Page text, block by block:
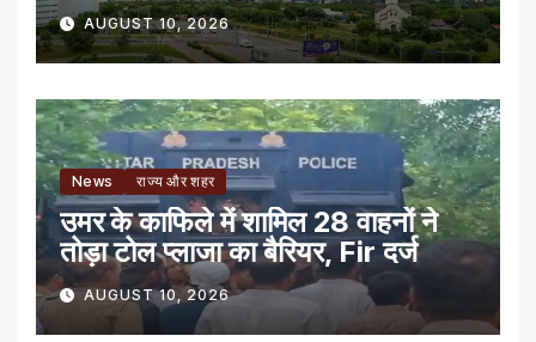
AUGUST 10, 2026
News राज्य और शहर
उमर के काफिले में शामिल 28 वाहनों ने
तोड़ा टोल प्लाजा का बैरियर, Fir दर्ज
AUGUST 10, 2026